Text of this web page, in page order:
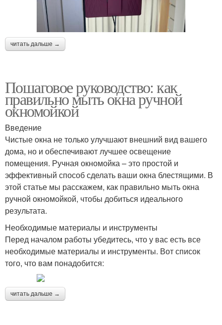
читать дальше →
Пошаговое руководство: как
правильно мыть окна ручной
окномойкой
Введение
Чистые окна не только улучшают внешний вид вашего
дома, но и обеспечивают лучшее освещение
помещения. Ручная окномойка – это простой и
эффективный способ сделать ваши окна блестящими. В
этой статье мы расскажем, как правильно мыть окна
ручной окномойкой, чтобы добиться идеального
результата.
Необходимые материалы и инструменты
Перед началом работы убедитесь, что у вас есть все
необходимые материалы и инструменты. Вот список
того, что вам понадобится:
читать дальше →